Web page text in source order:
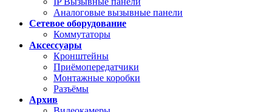
Аналоговые вызывные панели
Сетевое оборудование
Коммутаторы
Аксессуары
Кронштейны
Приёмопередатчики
Монтажные коробки
Разъёмы
Архив